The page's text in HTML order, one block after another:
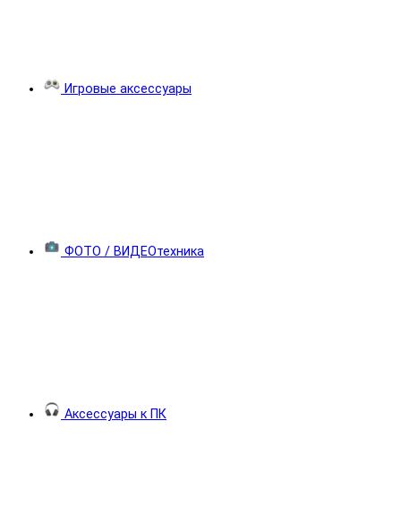
Игровые аксессуары
ФОТО / ВИДЕОтехника
Аксессуары к ПК